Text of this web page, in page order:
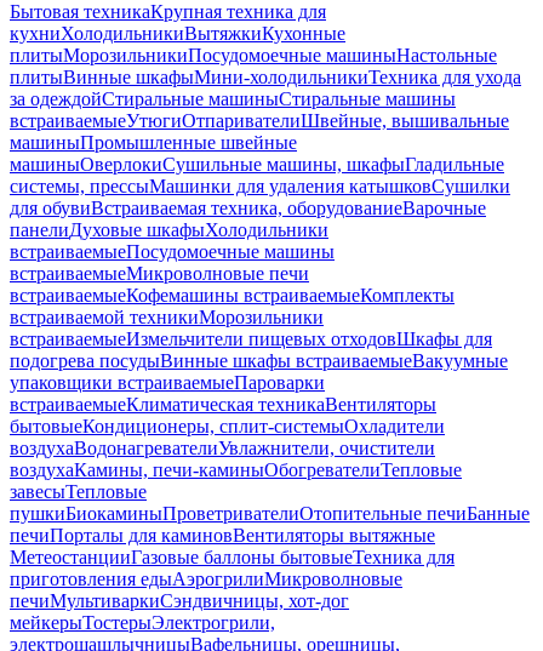
Бытовая техникаКрупная техника для
кухниХолодильникиВытяжкиКухонные
плитыМорозильникиПосудомоечные машиныНастольные
плитыВинные шкафыМини-холодильникиТехника для ухода
за одеждойСтиральные машиныСтиральные машины
встраиваемыеУтюгиОтпаривателиШвейные, вышивальные
машиныПромышленные швейные
машиныОверлокиСушильные машины, шкафыГладильные
системы, прессыМашинки для удаления катышковСушилки
для обувиВстраиваемая техника, оборудованиеВарочные
панелиДуховые шкафыХолодильники
встраиваемыеПосудомоечные машины
встраиваемыеМикроволновые печи
встраиваемыеКофемашины встраиваемыеКомплекты
встраиваемой техникиМорозильники
встраиваемыеИзмельчители пищевых отходовШкафы для
подогрева посудыВинные шкафы встраиваемыеВакуумные
упаковщики встраиваемыеПароварки
встраиваемыеКлиматическая техникаВентиляторы
бытовыеКондиционеры, сплит-системыОхладители
воздухаВодонагревателиУвлажнители, очистители
воздухаКамины, печи-каминыОбогревателиТепловые
завесыТепловые
пушкиБиокаминыПроветривателиОтопительные печиБанные
печиПорталы для каминовВентиляторы вытяжные
МетеостанцииГазовые баллоны бытовыеТехника для
приготовления едыАэрогрилиМикроволновые
печиМультиваркиСэндвичницы, хот-дог
мейкерыТостерыЭлектрогрили,
электрошашлычницыВафельницы, орешницы,